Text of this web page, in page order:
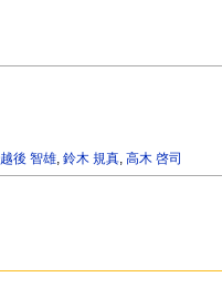
越後 智雄,鈴木 規真,高木 啓司